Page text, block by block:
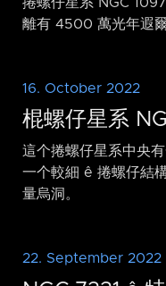
離有 4500 萬光年遐
16. October 2022
棍螺仔星系
這个捲螺仔星系中央
一个較細 ê 捲螺仔結
量烏洞。
22. September 2022